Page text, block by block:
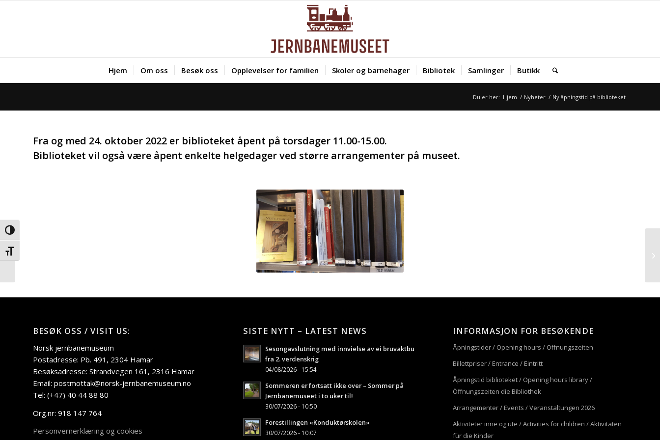
Veksle høykontrast
Veksle skriftstørrelse
Hjem Om oss Besøk oss Opplevelser for familien Skoler og barnehager Bibliotek Samlinger Butikk
Du er her: Hjem / Nyheter / Ny åpningstid på biblioteket
Fra og med 24. oktober 2022 er biblioteket åpent på torsdager 11.00-15.00.
Biblioteket vil også være åpent enkelte helgedager ved større arrangementer på museet.
BESØK OSS / VISIT US:
Norsk jernbanemuseum
Postadresse: Pb. 491, 2304 Hamar
Besøksadresse: Strandvegen 161, 2316 Hamar
Email: postmottak@norsk-jernbanemuseum.no
Tel: (+47) 40 44 88 80
Org.nr: 918 147 764
Personvernerklæring og cookies
SISTE NYTT – LATEST NEWS
Sesongavslutning med innvielse av ei bruvaktbu
fra 2. verdenskrig
04/08/2026 - 15:54
Sommeren er fortsatt ikke over – Sommer på
Jernbanemuseet i to uker til!
30/07/2026 - 10:50
Forestillingen «Konduktørskolen»
30/07/2026 - 10:07
INFORMASJON FOR BESØKENDE
Åpningstider / Opening hours / Öffnungszeiten
Billettpriser / Entrance / Eintritt
Åpningstid biblioteket / Opening hours library /
Öffnungszeiten die Bibliothek
Arrangementer / Events / Veranstaltungen 2026
Aktiviteter inne og ute / Activities for children / Aktivitäten
für die Kinder